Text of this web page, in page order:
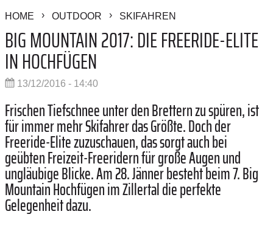
HOME OUTDOOR SKIFAHREN
BIG MOUNTAIN 2017: DIE FREERIDE-ELITE
IN HOCHFÜGEN
13/12/2016 - 14:40
Frischen Tiefschnee unter den Brettern zu spüren, ist
für immer mehr Skifahrer das Größte. Doch der
Freeride-Elite zuzuschauen, das sorgt auch bei
geübten Freizeit-Freeridern für große Augen und
ungläubige Blicke. Am 28. Jänner besteht beim 7. Big
Mountain Hochfügen im Zillertal die perfekte
Gelegenheit dazu.